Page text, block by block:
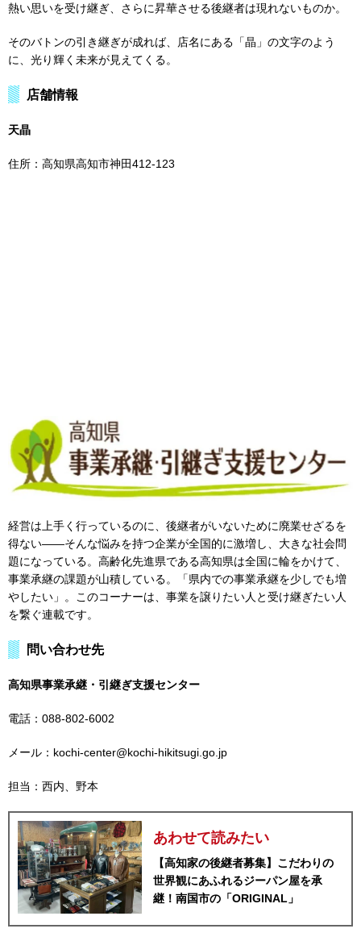
熱い思いを受け継ぎ、さらに昇華させる後継者は現れないものか。
そのバトンの引き継ぎが成れば、店名にある「晶」の文字のよう
に、光り輝く未来が見えてくる。
店舗情報
天晶
住所：高知県高知市神田412-123
経営は上手く行っているのに、後継者がいないために廃業せざるを
得ない――そんな悩みを持つ企業が全国的に激増し、大きな社会問
題になっている。高齢化先進県である高知県は全国に輪をかけて、
事業承継の課題が山積している。「県内での事業承継を少しでも増
やしたい」。このコーナーは、事業を譲りたい人と受け継ぎたい人
を繋ぐ連載です。
問い合わせ先
高知県事業承継・引継ぎ支援センター
電話：088-802-6002
メール：kochi-center@kochi-hikitsugi.go.jp
担当：西内、野本
あわせて読みたい
【高知家の後継者募集】こだわりの
世界観にあふれるジーパン屋を承
継！南国市の「ORIGINAL」